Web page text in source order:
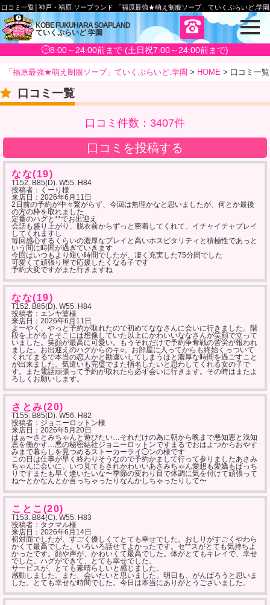
口コミ一覧│神戸・福原 ソープランド 「福原最強★萌え制服ソープ」ていくぷらいど.学園
KOBE FUKUHARA SOAPLAND
ていくぷらいど.学園
8:00～24:00前まで (土日祝7:00～24:00前まで)
メ
ニ
ュ
ー
「福原最強★萌え制服ソープ」ていくぷらいど.学園 > HOME > 口コミ一覧
口コミ一覧
口コミ件数：3407件
口コミを投稿する
なな(19)
T152. B85(D). W55. H84
投稿者：くーり様
来店日： 2026年6月11日
2日前の予約が中々繋がらず、今回は無理かなと思いましたが、何とか最後
の方の枠を取れました
定番のハグと**でお出迎え
会話も盛り上がり、脱衣前からずっと密着してくれて、イチャイチャプレイ
してくれますし
毎回感心するくらいの濃厚なプレイと高いホスピタリティと積極性であっと
いう間に時間が過ぎていきます
今回はいつもより短い時間でしたが、凄く充実した75分間でした
可愛くて頑張り屋で応援したくなる子です
予約大変ですがまた行きますね
なな(19)
T152. B85(D). W55. H84
投稿者：エンヤ婆様
来店日： 2026年6月11日
よーやく、やっと予約が取れたので初めてななさんに会いに行きました。階
段を上がるとそこには想像していた以上にかわいいななさんが笑顔で立って
いました。笑顔が最高に可愛い。もうそれだけで予約争奪戦の苦労が報われ
ました。お出迎えのハグからのキ○。お部屋に入ってからも終始くっついて
くれてまるで本当の恋人かと勘違いしてしまうほと濃厚な時間を過ごすこと
が出来ました。気遣いも完璧でまた指名したいと思わしてくれる女の子で
す。また電話頑張って予約が取れたら必ず会いに行きます。その時はまたよ
ろしくお願いします。
さとみ(20)
T155. B85(D). W56. H82
投稿者：ジョニーロットン様
来店日： 2026年5月20日
はぁ〜さとみちゃんと遊びたい…それだけの為に朝から晩まで悪知恵と浅知
恵を働かす…悪の秘密結社ジョニーロットンですまるでおはよつからおやす
みまで暮らしを見つめるストーカーライ◯ンの様です
この日は仕事が早く終わりそうなので予約かまして行って参りましたあさみ
ちゃんに会いに。いつ見てもきれかわいいあさみちゃん愛想も愛嬌もばっち
りですまたも早く逢いたいな〜季節の変わり目で体調に気を付けて頑張って
ね〜とかなんとか言っちゃったりなんかしちゃったりして〜
ことこ(20)
T153. B84(C). W55. H83
投稿者：タクマル様
来店日： 2026年6月14日
初対面でしたが、すごく優しくてとても幸せでした。おしりがすごくやわら
かくて最高でした。いろいろ話せてよかったです。セ**スがとても気持ちよ
かったです。顔や声が、かわいくて最高でした。体がとてもキレイで、幸せ
でした。ハグができて、とても幸せでした。
サービスが、とても素晴らしいと感じました。
感動しました。また、会いたいと思いました。明日も、がんばろうと思いま
した。とても幸せな時間でした。今日は本当にありがとうございました。